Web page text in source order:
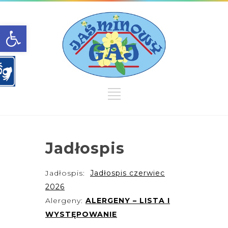
Open toolbar
Jadłospis
Jadłospis:
Jadłospis czerwiec
2026
Alergeny: ALERGENY – LISTA I
WYSTĘPOWANIE